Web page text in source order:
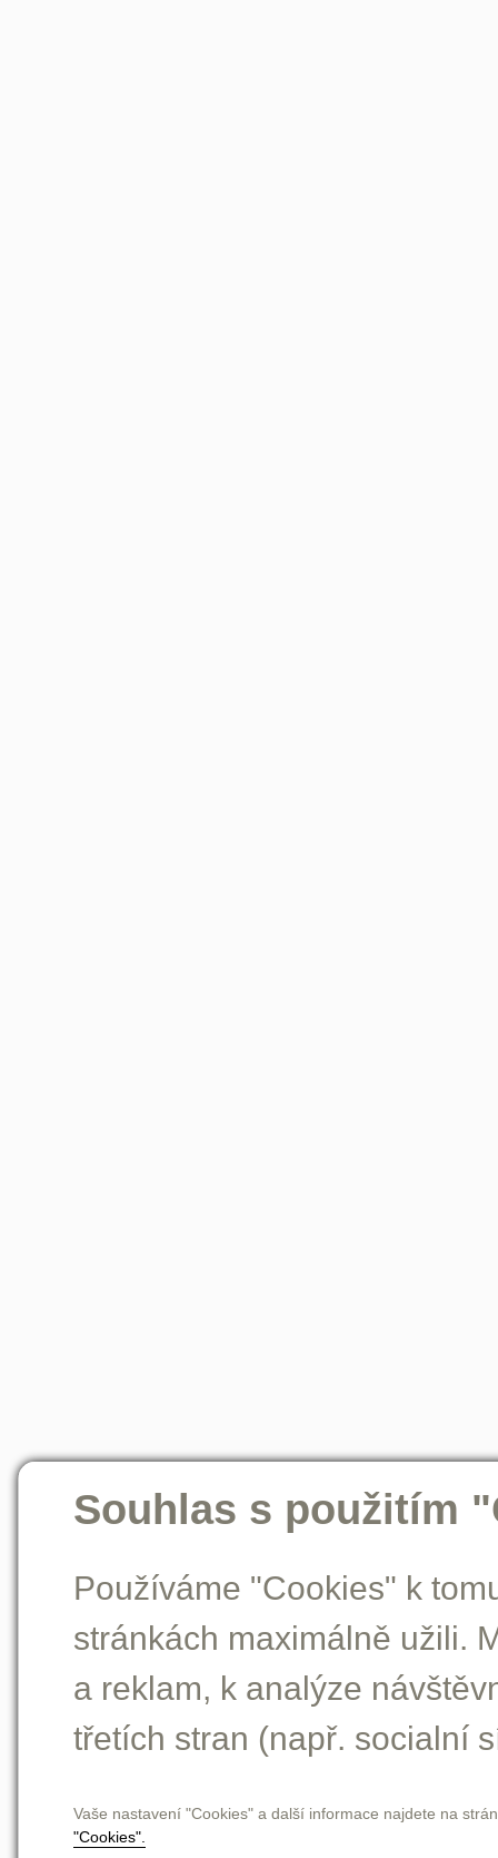
Souhlas s použitím
Používáme "Cookies" k
stránkách maximálně užili.
a reklam, k analýze
třetích stran (např. socialní
Vaše nastavení "Cookies" a další informace najdete na
"Cookies".